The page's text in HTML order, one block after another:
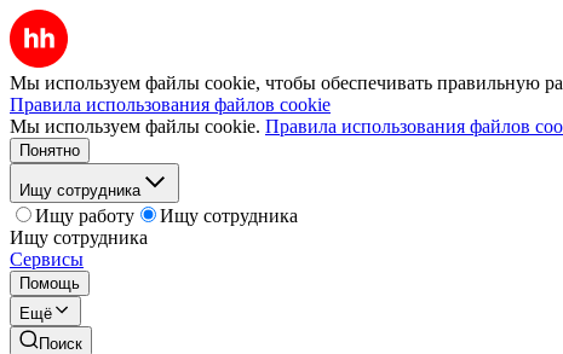
Мы используем файлы cookie, чтобы обеспечивать правильную
Правила использования файлов cookie
Мы используем файлы cookie. Правила использования файлов
Понятно
Ищу сотрудника
Ищу работу
Ищу сотрудника
Ищу сотрудника
Сервисы
Помощь
Ещё
Поиск